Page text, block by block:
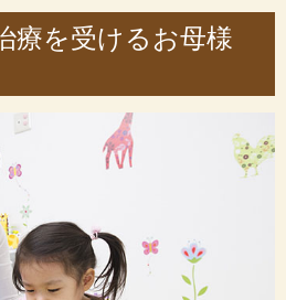
療を受けるお母様